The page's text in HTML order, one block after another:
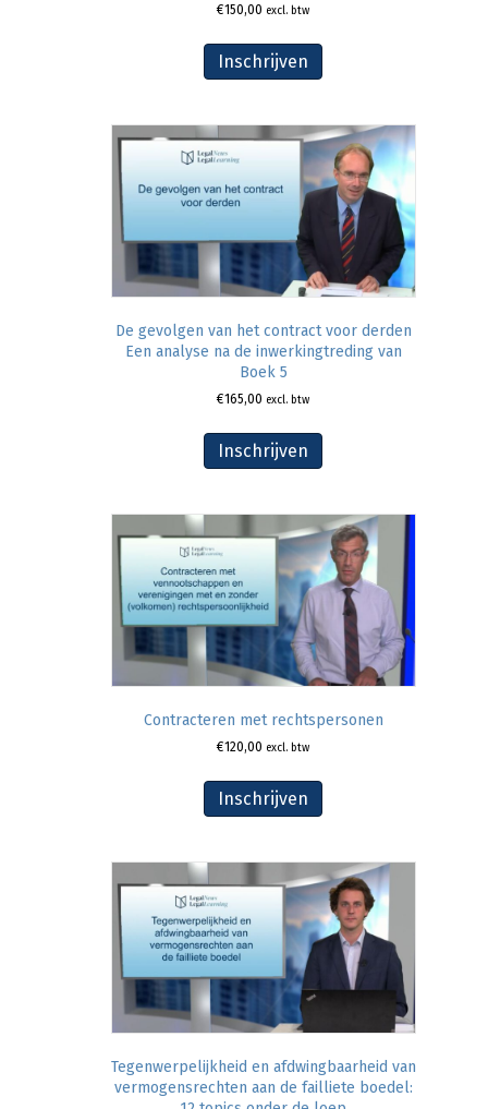
€150,00 excl. btw
Inschrijven
De gevolgen van het contract voor derden
Een analyse na de inwerkingtreding van
Boek 5
€165,00 excl. btw
Inschrijven
Contracteren met rechtspersonen
€120,00 excl. btw
Inschrijven
Tegenwerpelijkheid en afdwingbaarheid van
vermogensrechten aan de failliete boedel: